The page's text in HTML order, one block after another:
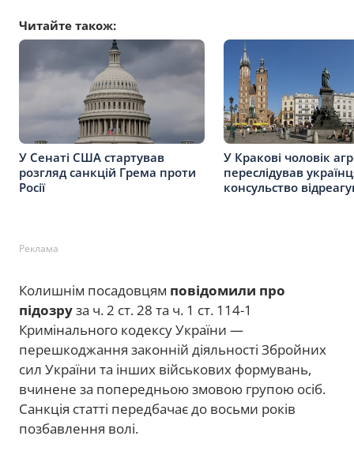
Читайте також:
У Сенаті США стартував
розгляд санкцій Грема проти
Росії
У Кракові чоловік
переслідував
консульство
Реклама
Колишнім посадовцям повідомили про
підозруза ч. 2 ст. 28 та ч. 1 ст. 114-1
Кримінального кодексу України —
перешкоджання законній діяльності Збройних
сил України та інших військових формувань,
вчинене за попередньою змовою групою осіб.
Санкція статті передбачає до восьми років
позбавлення волі.